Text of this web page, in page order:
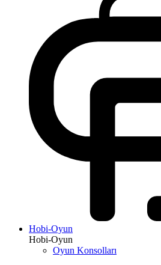
Hobi-Oyun
Hobi-Oyun
Oyun Konsolları